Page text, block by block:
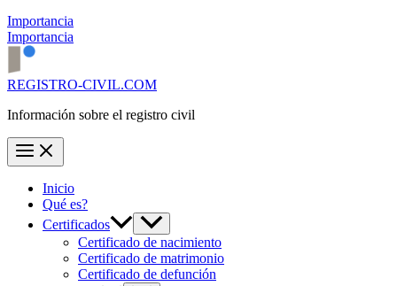
Importancia
Importancia
REGISTRO-CIVIL.COM
Información sobre el registro civil
Inicio
Qué es?
Certificados
Certificado de nacimiento
Certificado de matrimonio
Certificado de defunción